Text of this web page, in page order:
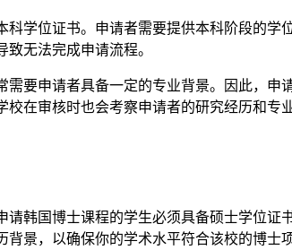
学位证书。申请者需要提供本科阶段的
无法完成申请流程。
要申请者具备一定的专业背景。因此，
在审核时也会考察申请者的研究经历和专
韩国博士课程的学生必须具备硕士学位
景，以确保你的学术水平符合该校的博士